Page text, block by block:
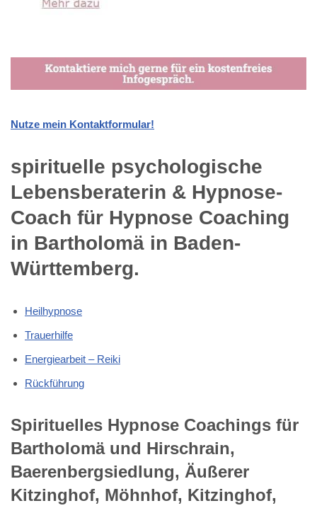
Nutze mein Kontaktformular!
spirituelle psychologische
Lebensberaterin & Hypnose-
Coach für Hypnose Coaching
in Bartholomä in Baden-
Württemberg.
Heilhypnose
Trauerhilfe
Energiearbeit – Reiki
Rückführung
Spirituelles Hypnose Coachings für
Bartholomä und Hirschrain,
Baerenbergsiedlung, Äußerer
Kitzinghof, Möhnhof, Kitzinghof,